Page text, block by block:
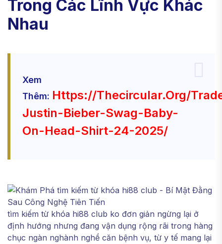
Trong Các Lĩnh Vực Khác
Nhau
Xem
Thêm: Https://thecircular.org/
Justin-Bieber-Swag-Baby-
On-Head-Shirt-24-2025/
tìm kiếm từ khóa hi88 club ko đơn giản ngừng lại ở
định hướng nhưng đang vận dụng rộng rãi trong hàng
chục ngàn nghành nghề căn bệnh vụ, từ y tế mang lại